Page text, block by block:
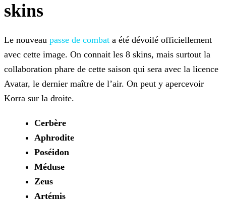
skins
Le nouveau passe de combat a été dévoilé officiellement
avec cette image. On connait les 8 skins, mais surtout la
collaboration phare de cette saison qui sera avec la licence
Avatar, le dernier maître de l’air. On peut y apercevoir
Korra sur la droite.
Cerbère
Aphrodite
Poséidon
Méduse
Zeus
Artémis